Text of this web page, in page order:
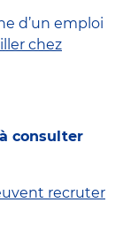
d’un emploi
chez
consulter
recruter